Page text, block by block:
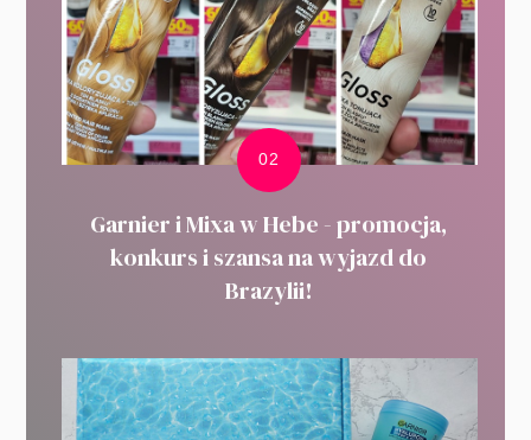
Garnier i Mixa w Hebe - promocja,
konkurs i szansa na wyjazd do
Brazylii!